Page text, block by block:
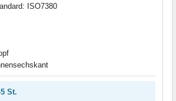
ISO7380
St.